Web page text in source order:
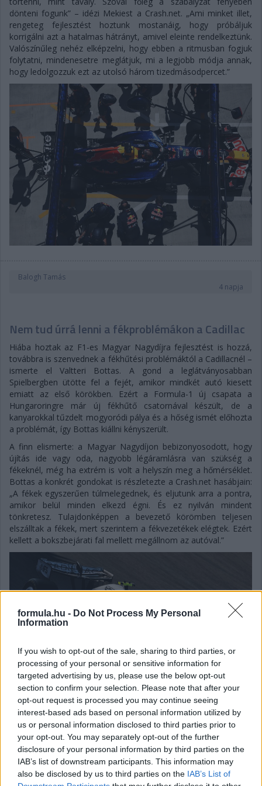
formula.hu - Do Not Process My Personal
Information
If you wish to opt-out of the sale, sharing to third parties, or
processing of your personal or sensitive information for
targeted advertising by us, please use the below opt-out
section to confirm your selection. Please note that after your
opt-out request is processed you may continue seeing
interest-based ads based on personal information utilized by
us or personal information disclosed to third parties prior to
your opt-out. You may separately opt-out of the further
disclosure of your personal information by third parties on the
IAB’s list of downstream participants. This information may
also be disclosed by us to third parties on the IAB’s List of
dönteni fogunk” – idézi Mekiest a Crash.net. „Ami minket illet,
rengeteg fejlesztést hoztunk mostanáig, hogy próbáljuk
korrigálni azt a hatalmas hátrányt, amivel eleinte rendelkeztünk.
Valószínűleg nehéz elképzelni, hogy ebben a ritmusban fogjuk
folytatni, mindenesetre meglátjuk, mi a legjobb módja annak,
hogy ledolgozzuk ezt az utolsó három tizedmásodpercet.”
Balogh Tamás
4 napja
Nem tud úrrá lenni a fékproblémákon a Cadillac
Hiába hoztak az F1-es Magyar Nagydíjra fejlesztést is hozzá,
továbbra is szenvednek a fékhűtési problémáktól a Cadillacnél –
ismerte el Valtteri Bottas. A gond a leglátványosabban
Spielbergben ütötte fel a fejét, amikor mindkét autó kiesett
emiatt az első körökben. Ezért a Formula-1 új csapata a
Hungaroringre már új fékhűtő csatornával készült, de a
kanyarokkal tűzdelt mogyoródi pálya és a hőség ismét előhozta
a problémát, így Bottas kiállni kényszerült.
A finn elismerte: a Magyar Nagydíjon bebizonyosodott, hogy
újítás ide vagy oda, nagyobb légáramlásra van szükség a
fékeknél, még ha extrém is volt a helyszín meg a hőmérséklet.
Bottas a konkrét gondokat is részletezte a Crash.net hasábjain:
„A fékek egyszerűen túlmelegednek, és eljutunk arra a pontra,
amikor belül minden elkezd égni. És ez nyilván mindent
tönkretesz. Tulajdonképpen a bevezető körömben teljesen
elszálltak a fékek, mert szerintem a fékvezetékek elégtek. Ezért
kellett a bokszbejárati fal mellett megállnom az autóval.”
Gellérfi Gergő
5 napja